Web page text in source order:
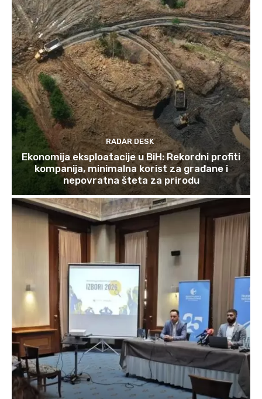
RADAR DESK
Ekonomija eksploatacije u BiH: Rekordni profiti
kompanija, minimalna korist za građane i
nepovratna šteta za prirodu